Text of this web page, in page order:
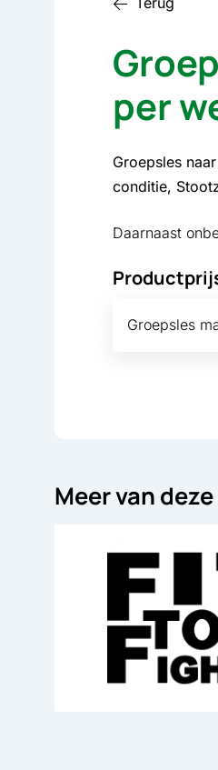
per
Groepsles
conditie,
Daarnaast
Groepsles
Meer van